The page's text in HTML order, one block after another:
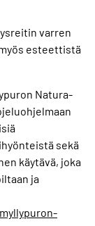
varren
esteettistä
Natura-
sekä
käytävä, joka
ja